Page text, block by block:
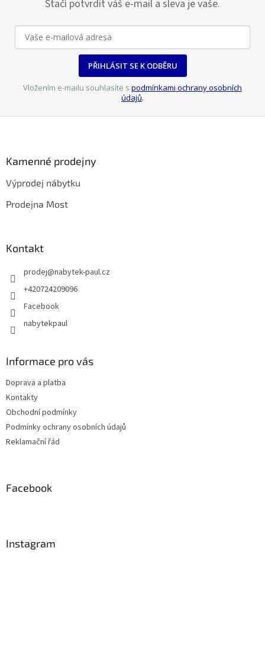
Stačí potvrdit váš e-mail a sleva je vaše.
PŘIHLÁSIT SE K ODBĚRU
Vložením e-mailu souhlasíte s podmínkami ochrany osobních
údajů.
Kamenné prodejny
Výprodej nábytku
Prodejna Most
Kontakt
prodej@nabytek-paul.cz
+420724209096
Facebook
nabytekpaul
Informace pro vás
Doprava a platba
Kontakty
Obchodní podmínky
Podmínky ochrany osobních údajů
Reklamační řád
Facebook
Instagram